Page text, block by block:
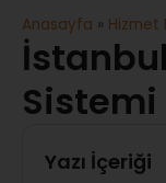
Anasayfa » Hizmet
Sistemi
Yazı İçeriği